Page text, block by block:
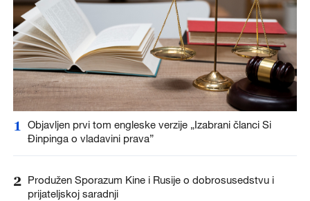
1
Objavljen prvi tom engleske verzije „Izabrani članci Si
Đinpinga o vladavini prava”
2 Produžen Sporazum Kine i Rusije o dobrosusedstvu i
prijateljskoj saradnji